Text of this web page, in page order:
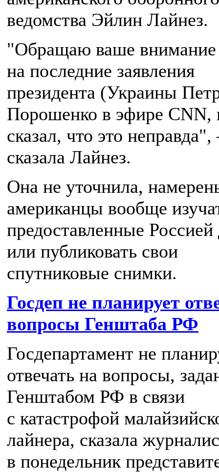
ведомства Эйлин Лайнез.
"Обращаю ваше внимание
на последние заявления
президента (Украины
Порошенко в эфире CNN,
сказал, что это
сказала Лайнез.
Она не уточнила,
американцы вообще
предоставленные
или публиковать свои
спутниковые снимки.
Госдеп не планирует
вопросы Генштаба РФ
Госдепартамент не
отвечать на вопросы,
Генштабом РФ в связи
с катастрофой
лайнера, сказала
в понедельник